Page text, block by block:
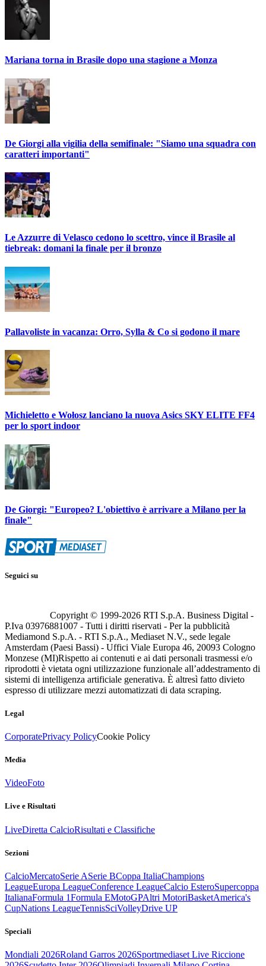
Mariana torna in Brasile dopo una stagione a Monza
De Giorgi alla vigilia della semifinale: "Siamo una squadra con
caratteri importanti"
Le Azzurre di Velasco cedono lo scettro, vince il Brasile al
tiebreak: domani la finale per il bronzo
Pallavoliste in vacanza: Orro, Sylla & Co si godono il mare
Michieletto e Wołosz lanciano la nuova Asics SKY ELITE FF4
per lo sport indoor
De Giorgi: "Europeo? L'obiettivo è arrivare a Milano per la
finale"
Seguici su
Copyright © 1999-2026 RTI S.p.A. Business Digital -
P.Iva 03976881007 - Tutti i diritti riservati - Per la pubblicità
Mediamond S.p.A. - RTI S.p.A., Mediaset N.V., sede legale
Amsterdam (Paesi Bassi) - Uffici Viale Europa 46, 20093 Cologno
Monzese (MI)Rispetto ai contenuti e ai dati personali trasmessi e/o
riprodotti è vietata ogni utilizzazione funzionale all’addestramento di
sistemi di intelligenza artificiale generativa. È altresì fatto divieto
espresso di utilizzare mezzi automatizzati di data scraping.
Legal
CorporatePrivacy PolicyCookie Policy
Media
VideoFoto
Live e Risultati
LiveDiretta CalcioRisultati e Classifiche
Sezioni
CalcioMercatoSerie ASerie BCoppa ItaliaChampions
LeagueEuropa LeagueConference LeagueCalcio EsteroSupercoppa
ItalianaFormula 1Formula EMotoGPAltri MotoriBasketAmerica's
CupNations LeagueTennisSciVolleyDrive UP
Speciali
Mondiali 2026Roland Garros 2026Sportmediaset Live Riccione